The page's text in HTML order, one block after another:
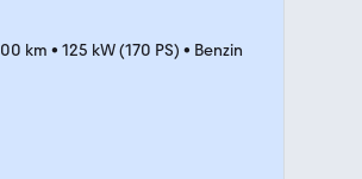
km • 125 kW (170 PS) • Benzin